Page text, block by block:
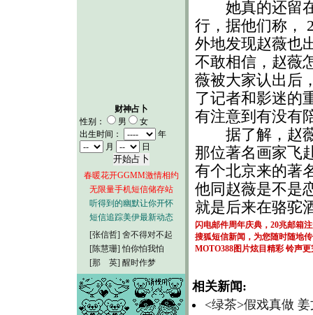
财神占卜
性别：
男
女
出生时间：
年
月
日
春暖花开GGMM激情相约
无限量手机短信储存站
听得到的幽默让你开怀
短信追踪美伊最新动态
[张信哲] 舍不得对不起
[陈慧珊] 怕你怕我怕
[那 英] 醒时作梦
她真的还留在
行，据他们称，
外地发现赵薇也
不敢相信，赵薇
薇被大家认出后
了记者和影迷的
有注意到有没有
据了解，赵薇
那位著名画家飞
有个北京来的著
他同赵薇是不是
就是后来在骆驼
闪电邮件周年庆典，20兆邮箱
搜狐短信新闻，为您随时随地
MOTO388图片炫目精彩 铃声更
相关新闻:
<绿茶>假戏真做